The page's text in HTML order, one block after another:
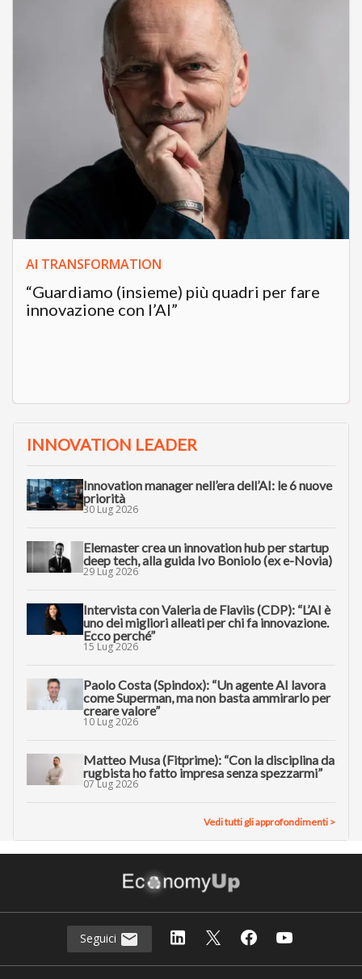
AI TRANSFORMATION
“Guardiamo (insieme) più quadri per fare
innovazione con l’AI”
INNOVATION LEADER
Innovation manager nell’era dell’AI: le 6 nuove
priorità
30 Lug 2026
Elemaster crea un innovation hub per startup
deep tech, alla guida Ivo Boniolo (ex e-Novia)
29 Lug 2026
Intervista con Valeria de Flaviis (CDP): “L’AI è
uno dei migliori alleati per chi fa innovazione.
Ecco perché”
15 Lug 2026
Paolo Costa (Spindox): “Un agente AI lavora
come Superman, ma non basta ammirarlo per
creare valore”
10 Lug 2026
Matteo Musa (Fitprime): “Con la disciplina da
rugbista ho fatto impresa senza spezzarmi”
07 Lug 2026
Vedi tutti gli approfondimenti >
Seguici